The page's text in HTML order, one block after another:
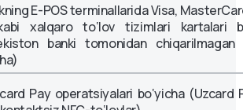
E-POS terminallarida Visa,
xalqaro to‘lov tizimlari kartalari
banki tomonidan chiqarilmagan
Pay operatsiyalari bo‘yicha (Uzcard